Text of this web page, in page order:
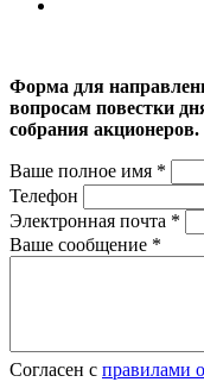
Форма для
вопросам повестки
собрания акционеров.
Ваше полное имя *
Телефон
Электронная почта *
Ваше сообщение *
Согласен с правилами